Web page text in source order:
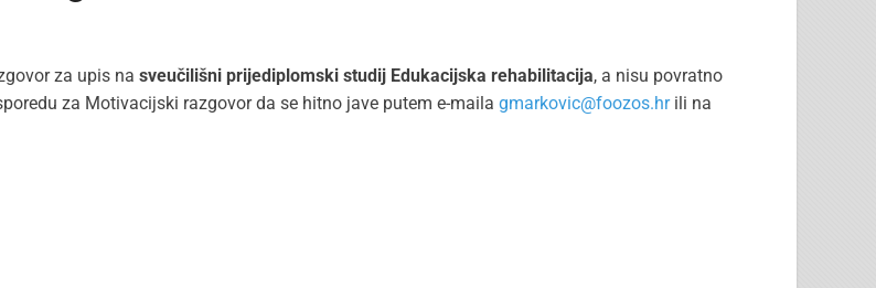
za upis na sveučilišni prijediplomski studij Edukacijska rehabilitacija, a nisu povratno
za Motivacijski razgovor da se hitno jave putem e-maila gmarkovic@foozos.hrili na